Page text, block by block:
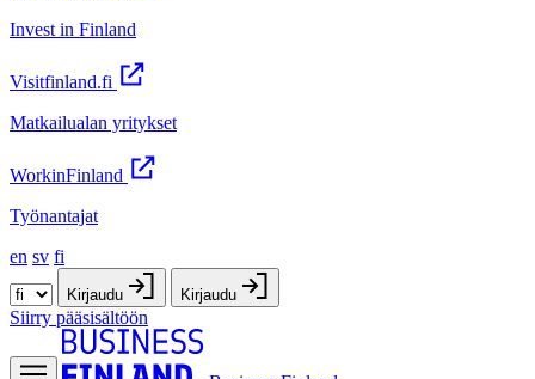
Invest in Finland
Visitfinland.fi
Matkailualan yritykset
WorkinFinland
Työnantajat
en sv fi
Kirjaudu Kirjaudu
Siirry pääsisältöön